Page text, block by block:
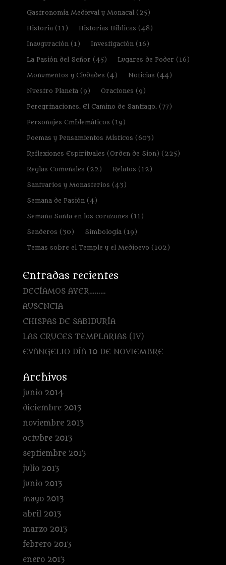
Gastronomía Medieval y Monacal(25)
Historia(11) Historias Bíblicas (48)
Inauguración(1) Investigación(16)
La Pasión del Señor (45) Lugares de Poder (16)
Monumentos y Ciudades (4) Noticias (44)
Nuestro Planeta(9) Oraciones (9)
Peregrinaciones. El Camino de Santiago.(77)
Personajes Emblemáticos (19)
Poemas y Pensamientos Místicos (603)
Reflexiones Espirituales (Orden de Sion) (225)
Reglas Comunales (22) Relatos (12)
Santuarios y Monasterios (43)
Semana de Pasión(4)
Semana Santa en los corazones (11)
Senderos (30) Simbología(19)
Temas sobre el Temple y el Medioevo (102)
Entradas recientes
DECÍAMOS AYER………
AUSENCIA
CHISPAS DE SABIDURÍA
LAS CRUCES TEMPLARIAS (IV)
EVANGELIO DÍA 10 DE NOVIEMBRE
Archivos
junio 2014
diciembre 2013
noviembre 2013
octubre 2013
septiembre 2013
julio 2013
junio 2013
mayo 2013
abril 2013
marzo 2013
febrero 2013
enero 2013